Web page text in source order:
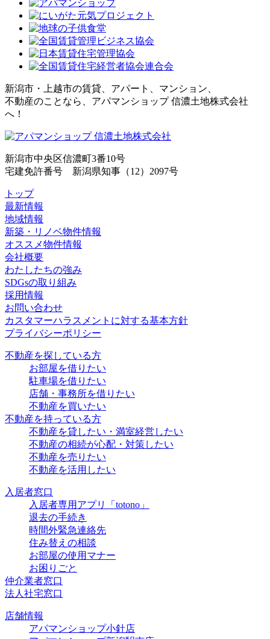
新潟市・上越市の賃貸、アパート、マンション、
不動産のことなら、アパマンショップ 信濃土地株式会社
へ！
新潟市中央区信濃町3番10号
宅建免許番号 新潟県知事（12）2097号
トップ
最新情報
地域情報
新築・リノベ物件情報
オススメ物件情報
会社概要
わたしたちの強み
SDGsの取り組み
採用情報
お問い合わせ
カスタマーハラスメントに対する基本方針
プライバシーポリシー
不動産を探している方
お部屋を借りたい
駐車場を借りたい
店舗・事務所を借りたい
不動産を買いたい
不動産を持っている方
不動産を貸したい・満室経営したい
不動産の相続が心配・対策したい
不動産を売りたい
不動産を活用したい
入居者窓口
入居者専用アプリ「totono」
退去の手続き
時間外緊急連絡先
住み替えの相談
お部屋の使用マナー
お困りごと
仲介業者窓口
法人社宅窓口
店舗情報
アパマンショップ小針店